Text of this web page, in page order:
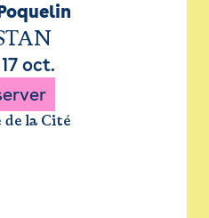
17 oct.
de la Cité